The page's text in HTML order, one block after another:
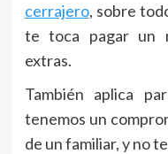
cerrajero, sobre
te toca pagar un
extras.
También aplica
tenemos un
de un familiar, y no